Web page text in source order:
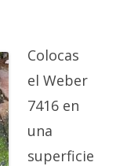
Colocas
el Weber
7416 en
una
superficie